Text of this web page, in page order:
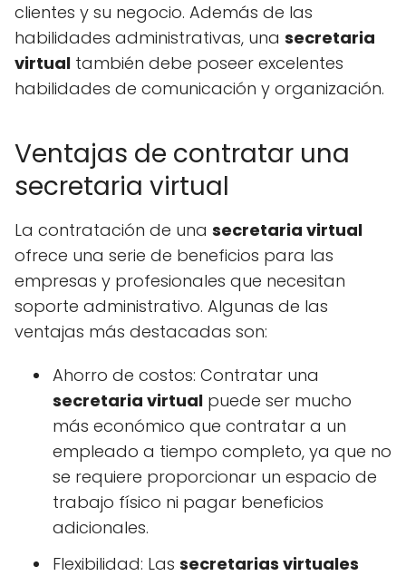
clientes y su negocio. Además de las
habilidades administrativas, una secretaria
virtual también debe poseer excelentes
habilidades de comunicación y organización.
Ventajas de contratar una
secretaria virtual
La contratación de una secretaria virtual
ofrece una serie de beneficios para las
empresas y profesionales que necesitan
soporte administrativo. Algunas de las
ventajas más destacadas son:
Ahorro de costos: Contratar una
secretaria virtual puede ser mucho
más económico que contratar a un
empleado a tiempo completo, ya que no
se requiere proporcionar un espacio de
trabajo físico ni pagar beneficios
adicionales.
Flexibilidad: Las secretarias virtuales